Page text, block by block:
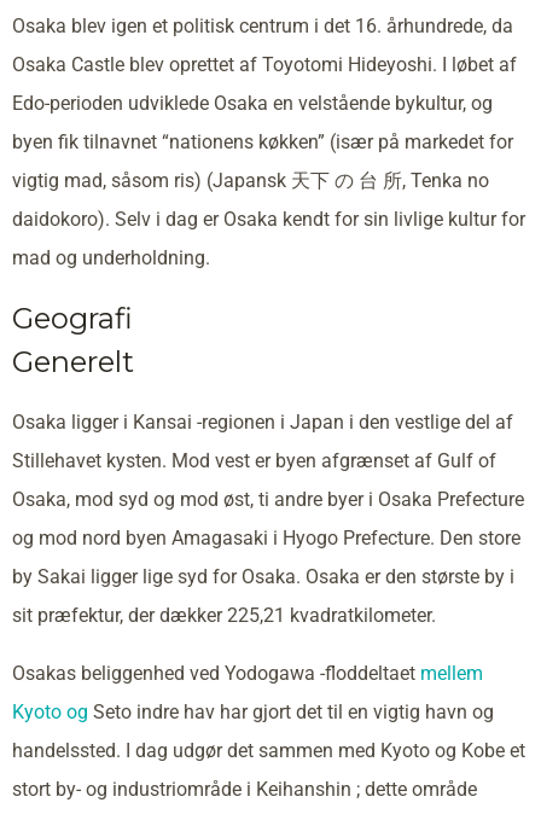
Osaka blev igen et politisk centrum i det 16. århundrede, da
Osaka Castle blev oprettet af Toyotomi Hideyoshi. I løbet af
Edo-perioden udviklede Osaka en velstående bykultur, og
byen fik tilnavnet “nationens køkken” (især på markedet for
vigtig mad, såsom ris) (Japansk 天下 の 台 所, Tenka no
daidokoro). Selv i dag er Osaka kendt for sin livlige kultur for
mad og underholdning.
Geografi
Generelt
Osaka ligger i Kansai -regionen i Japan i den vestlige del af
Stillehavet kysten. Mod vest er byen afgrænset af Gulf of
Osaka, mod syd og mod øst, ti andre byer i Osaka Prefecture
og mod nord byen Amagasaki i Hyogo Prefecture. Den store
by Sakai ligger lige syd for Osaka. Osaka er den største by i
sit præfektur, der dækker 225,21 kvadratkilometer.
Osakas beliggenhed ved Yodogawa -floddeltaet mellem
Kyoto og Seto indre hav har gjort det til en vigtig havn og
handelssted. I dag udgør det sammen med Kyoto og Kobe et
stort by- og industriområde i Keihanshin ; dette område